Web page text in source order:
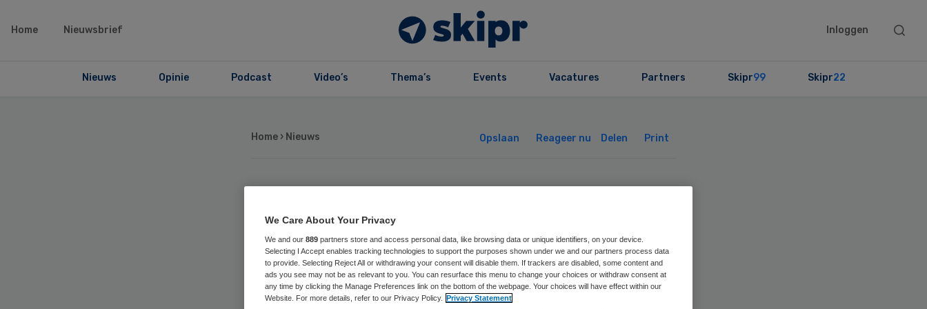
Home Nieuwsbrief Inloggen
Search
Nieuws Opinie Podcast Video’s Thema’s Events Vacatures Partners Skipr99 Skipr22
Home › Nieuws Opslaan Reageer nu Delen Print
Meer geld voor
vrijwilligers
palliatieve zorg
We Care About Your Privacy
We and our 889 partners store and access personal data, like browsing data or unique identifiers, on your device.
Selecting I Accept enables tracking technologies to support the purposes shown under we and our partners process data
to provide. Selecting Reject All or withdrawing your consent will disable them. If trackers are disabled, some content and
ads you see may not be as relevant to you. You can resurface this menu to change your choices or withdraw consent at
any time by clicking the Manage Preferences link on the bottom of the webpage. Your choices will have effect within our
Website. For more details, refer to our Privacy Policy. Privacy Statement